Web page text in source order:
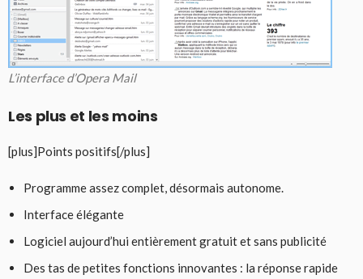
L’interface d’Opera Mail
Les plus et les moins
[plus]Points positifs[/plus]
Programme assez complet, désormais autonome.
Interface élégante
Logiciel aujourd’hui entièrement gratuit et sans publicité
Des tas de petites fonctions innovantes : la réponse rapide